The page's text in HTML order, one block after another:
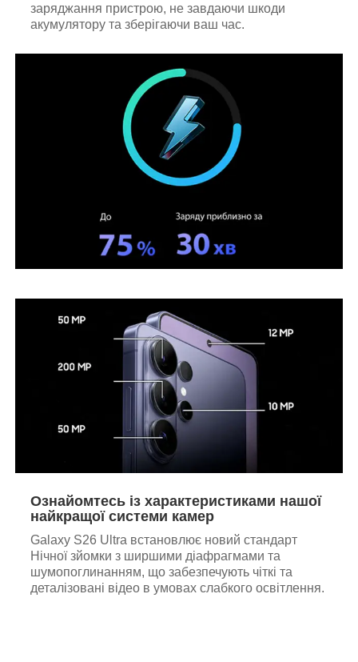
заряджання пристрою, не завдаючи шкоди
акумулятору та зберігаючи ваш час.
Ознайомтесь із характеристиками нашої
найкращої системи камер
Galaxy S26 Ultra встановлює новий стандарт
Нічної зйомки з ширшими діафрагмами та
шумопоглинанням, що забезпечують чіткі та
деталізовані відео в умовах слабкого освітлення.